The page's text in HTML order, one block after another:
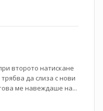
второто натискане
да слиза с нови
ме навеждаше на...